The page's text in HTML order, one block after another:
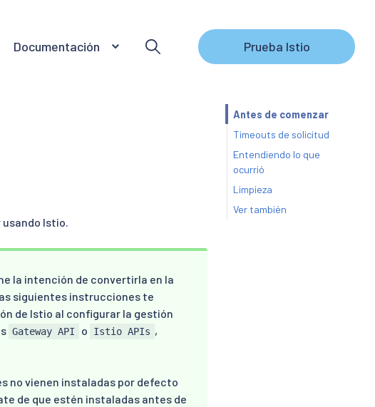
Documentación Prueba Istio
Istio.
la intención de convertirla en la
siguientes instrucciones te
de Istio al configurar la gestión
Gateway API o Istio APIs ,
no vienen instaladas por defecto
de que estén instaladas antes de
Antes de comenzar
Timeouts de solicitud
Entendiendo lo que
ocurrió
Limpieza
Ver también